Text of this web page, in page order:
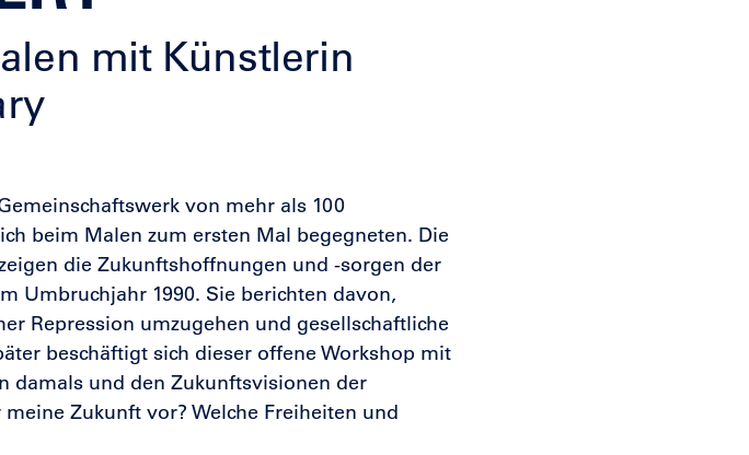
mit Künstlerin
von mehr als 100
beim Malen zum ersten Mal begegneten. Die
die Zukunftshoffnungen und -sorgen der
Umbruchjahr 1990. Sie berichten davon,
Repression umzugehen und gesellschaftliche
beschäftigt sich dieser offene Workshop mit
damals und den Zukunftsvisionen der
Zukunft vor? Welche Freiheiten und